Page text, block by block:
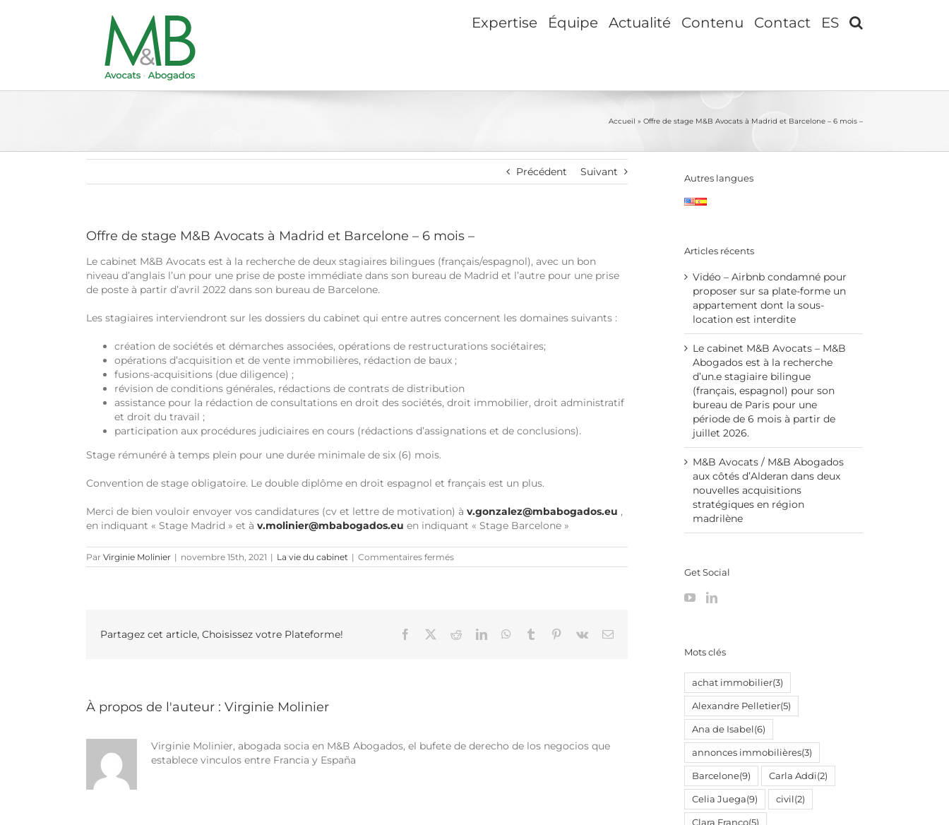
Expertise Équipe Actualité Contenu Contact ES
Accueil » Offre de stage M&B Avocats à Madrid et Barcelone – 6 mois –
Précédent Suivant
Offre de stage M&B Avocats à Madrid et Barcelone – 6 mois –
Le cabinet M&B Avocats est à la recherche de deux stagiaires bilingues (français/espagnol), avec un bon
niveau d’anglais l’un pour une prise de poste immédiate dans son bureau de Madrid et l’autre pour une prise
de poste à partir d’avril 2022 dans son bureau de Barcelone.
Les stagiaires interviendront sur les dossiers du cabinet qui entre autres concernent les domaines suivants :
création de sociétés et démarches associées, opérations de restructurations sociétaires;
opérations d’acquisition et de vente immobilières, rédaction de baux ;
fusions-acquisitions (due diligence) ;
révision de conditions générales, rédactions de contrats de distribution
assistance pour la rédaction de consultations en droit des sociétés, droit immobilier, droit administratif
et droit du travail ;
participation aux procédures judiciaires en cours (rédactions d’assignations et de conclusions).
Stage rémunéré à temps plein pour une durée minimale de six (6) mois.
Convention de stage obligatoire. Le double diplôme en droit espagnol et français est un plus.
Merci de bien vouloir envoyer vos candidatures (cv et lettre de motivation) à v.gonzalez@mbabogados.eu ,
en indiquant « Stage Madrid » et à v.molinier@mbabogados.eu en indiquant « Stage Barcelone »
Par Virginie Molinier | novembre 15th, 2021 | La vie du cabinet | Commentaires ferméssur
Offre
à
Madrid
Partagez cet article, Choisissez votre Plateforme! Facebook RedditLinkedInWhatsApp
Tumblr Pinterest
Vk Email
À propos de l'auteur : Virginie Molinier
Virginie Molinier, abogada socia en M&B Abogados, el bufete de derecho de los negocios que
establece vinculos entre Francia y España
Autres langues
Articles récents
Vidéo – Airbnb condamné pour
proposer sur sa plate-forme un
appartement dont la sous-
location est interdite
Le cabinet M&B Avocats – M&B
Abogados est à la recherche
d’un.e stagiaire bilingue
(français, espagnol) pour son
bureau de Paris pour une
période de 6 mois à partir de
juillet 2026.
M&B Avocats / M&B Abogados
aux côtés d’Alderan dans deux
nouvelles acquisitions
stratégiques en région
madrilène
Get Social
Mots clés
achat immobilier(3)
Alexandre Pelletier(5)
Ana de Isabel (6)
annonces immobilières(3)
Barcelone(9) Carla Addi(2)
Celia Juega(9) civil (2)
Clara Franco(5)